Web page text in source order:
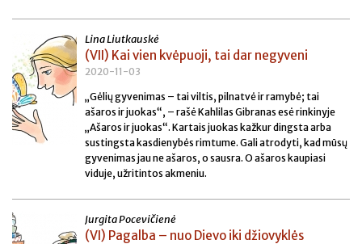
Lina Liutkauskė
(VII) Kai vien kvėpuoji, tai dar negyveni
2020-11-03
„Gėlių gyvenimas – tai viltis, pilnatvė ir ramybė; tai
ašaros ir juokas“, – rašė Kahlilas Gibranas esė rinkinyje
„Ašaros ir juokas“. Kartais juokas kažkur dingsta arba
sustingsta kasdienybės rimtume. Gali atrodyti, kad mūsų
gyvenimas jau ne ašaros, o sausra. O ašaros kaupiasi
viduje, užritintos akmeniu.
Jurgita Pocevičienė
(VI) Pagalba – nuo Dievo iki džiovyklės